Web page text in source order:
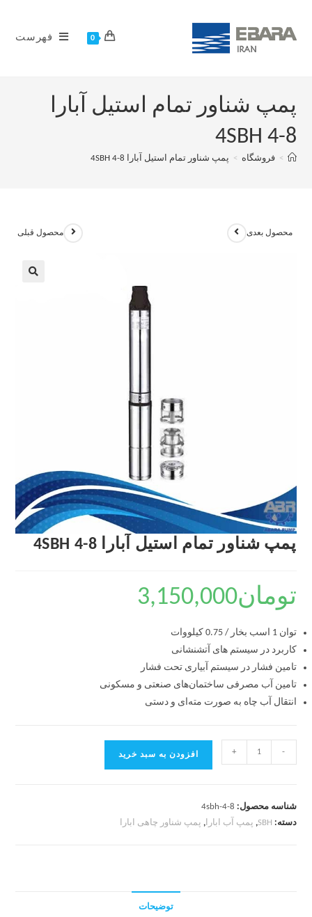
0 فهرست
پمپ شناور تمام استیل آبارا
4SBH 4-8
> فروشگاه > پمپ شناور تمام استیل آبارا 4SBH 4-8
محصول قبلی محصول بعدی
پمپ شناور تمام استیل آبارا 4SBH 4-8
تومان3,150,000
توان 1 اسب بخار / 0.75 کیلووات
کاربرد در سیستم های آتشنشانی
تامین فشار در سیستم آبیاری تحت فشار
تامین آب مصرفی ساختمان‌های صنعتی و مسکونی
انتقال آب چاه به صورت مته‌ای و دستی
-
+ افزودن به سبد خرید
شناسه محصول: 4sbh-4-8
دسته: SBH
, پمپ آب ابارا, پمپ شناور چاهی ابارا
توضیحات